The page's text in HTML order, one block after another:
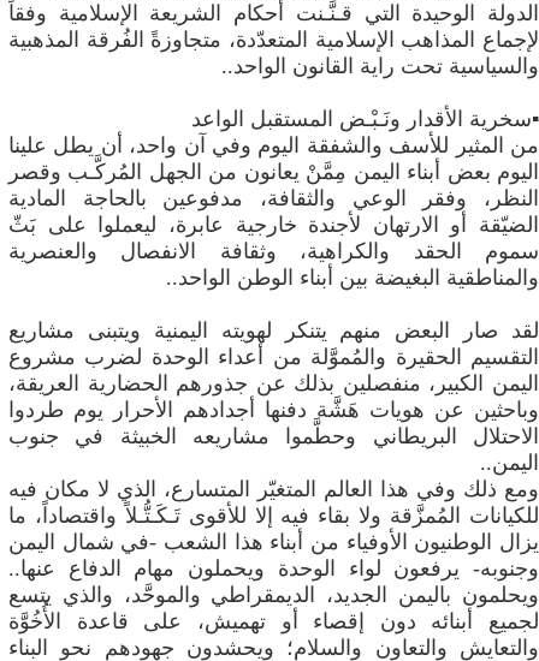
الدولة الوحيدة التي قـنَّـنت أحكام الشريعة الإسلامية وفقاً
لإجماع المذاهب الإسلامية المتعدّدة، متجاوزةً الفُرقة المذهبية
والسياسية تحت راية القانون الواحد..
▪️سخرية الأقدار ونَـبْـض المستقبل الواعد
​من المثير للأسف والشفقة اليوم وفي آن واحد، أن يطل علينا
اليوم بعض أبناء اليمن مِمَّنْ يعانون من الجهل المُركَّـب وقصر
النظر، وفقر الوعي والثقافة، مدفوعين بالحاجة المادية
الضيّقة أو الارتهان لأجندة خارجية عابرة، ليعملوا على بَثّ
سموم الحقد والكراهية، وثقافة الانفصال والعنصرية
والمناطقية البغيضة بين أبناء الوطن الواحد..
لقد صار البعض منهم يتنكر لهويته اليمنية ويتبنى مشاريع
التقسيم الحقيرة والمُموَّلة من أعداء الوحدة لضرب مشروع
اليمن الكبير، منفصلين بذلك عن جذورهم الحضارية العريقة،
وباحثين عن هويات هَشَّة دفنها أجدادهم الأحرار يوم طردوا
الاحتلال البريطاني وحطَّموا مشاريعه الخبيثة في جنوب
اليمن..
​ومع ذلك وفي هذا العالم المتغيّر المتسارع، الذي لا مكان فيه
للكيانات المُمزَّقة ولا بقاء فيه إلا للأقوى تَـكَـتُّـلاً واقتصاداً، ما
يزال الوطنيون الأوفياء من أبناء هذا الشعب -في شمال اليمن
وجنوبه- يرفعون لواء الوحدة ويحملون مهام الدفاع عنها..
ويحلمون باليمن الجديد، الديمقراطي والموحَّد، والذي يتسع
لجميع أبنائه دون إقصاء أو تهميش، على قاعدة الأُخُوَّة
والتعايش والتعاون والسلام؛ ويحشدون جهودهم نحو البناء